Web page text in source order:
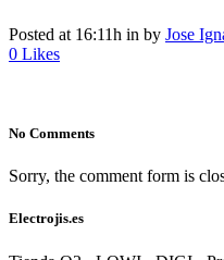
Posted at 16:11h in by Jose
0 Likes
No Comments
Sorry, the comment form is
Electrojis.es